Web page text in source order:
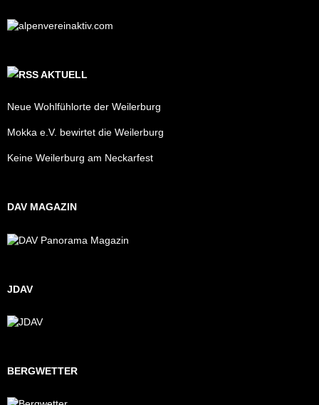
AKTUELL
Neue Wohlfühlorte der Weilerburg
Mokka e.V. bewirtet die Weilerburg
Keine Weilerburg am Neckarfest
DAV MAGAZIN
JDAV
BERGWETTER